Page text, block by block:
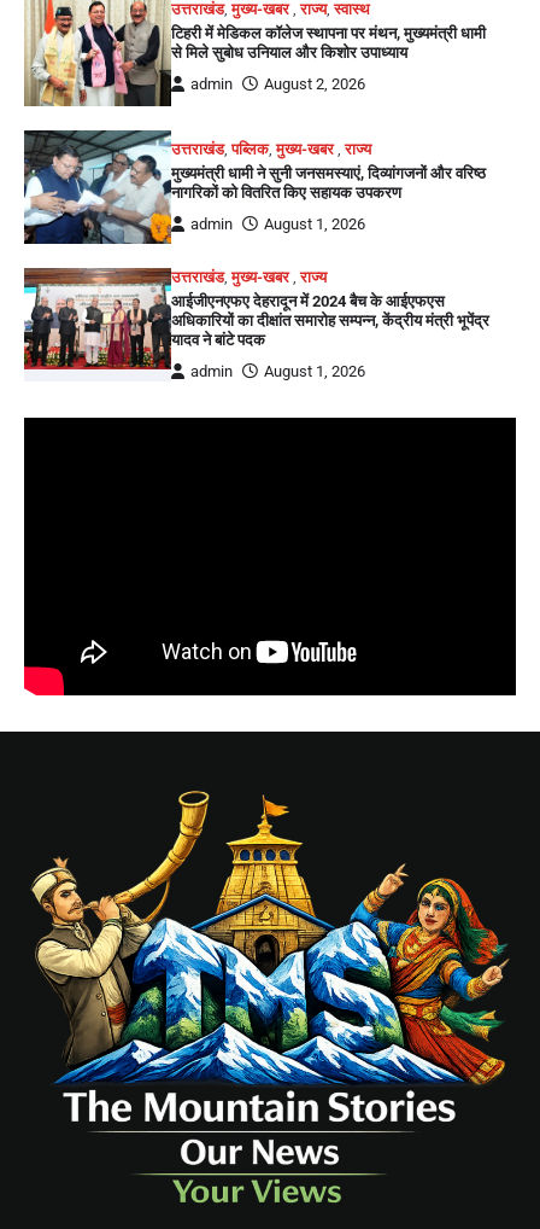
उत्तराखंड,मुख्य-खबर ,राज्य,स्वास्थ
टिहरी में मेडिकल कॉलेज स्थापना पर मंथन, मुख्यमंत्री धामी
से मिले सुबोध उनियाल और किशोर उपाध्याय
admin
August 2, 2026
उत्तराखंड,पब्लिक,मुख्य-खबर ,राज्य
मुख्यमंत्री धामी ने सुनी जनसमस्याएं, दिव्यांगजनों और वरिष्ठ
नागरिकों को वितरित किए सहायक उपकरण
admin
August 1, 2026
उत्तराखंड,मुख्य-खबर,राज्य
आईजीएनएफए देहरादून में 2024 बैच के आईएफएस
अधिकारियों का दीक्षांत समारोह सम्पन्न, केंद्रीय मंत्री भूपेंद्र
यादव ने बांटे पदक
admin
August 1, 2026